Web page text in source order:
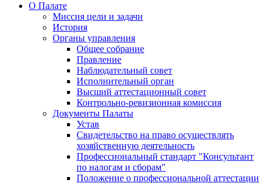
О Палате
Миссия цели и задачи
История
Органы управления
Общее собрание
Правление
Наблюдательный совет
Исполнительный орган
Высший аттестационный совет
Контрольно-ревизионная комиссия
Документы Палаты
Устав
Свидетельство на право осуществлять
хозяйственную деятельность
Профессиональный стандарт "Консультант
по налогам и сборам"
Положение о профессиональной аттестации